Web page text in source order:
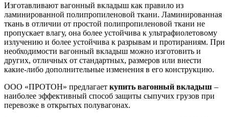
Изготавливают вагонный вкладыш как правило из
ламинированной полипропиленовой ткани. Ламинированная
ткань в отличии от простой полипропиленовой ткани не
пропускает влагу, она более устойчива к ультрафиолетовому
излучению и более устойчива к разрывам и протираниям. При
необходимости вагонный вкладыш можно изготовить и
других, отличных от стандартных, размеров или внести
какие-либо дополнительные изменения в его конструкцию.
ООО «ПРОТОН» предлагает купить вагонный вкладыш –
наиболее эффективный способ защиты сыпучих грузов при
перевозке в открытых полувагонах.